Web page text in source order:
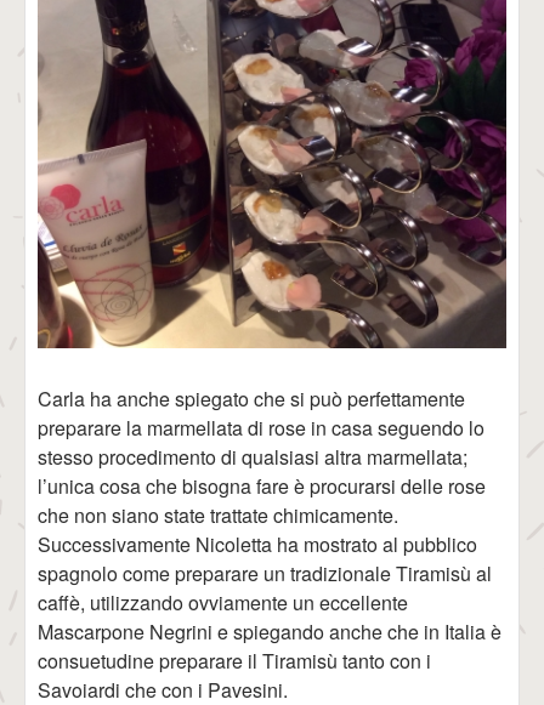
Carla ha anche spiegato che si può perfettamente
preparare la marmellata di rose in casa seguendo lo
stesso procedimento di qualsiasi altra marmellata;
l’unica cosa che bisogna fare è procurarsi delle rose
che non siano state trattate chimicamente.
Successivamente Nicoletta ha mostrato al pubblico
spagnolo come preparare un tradizionale Tiramisù al
caffè, utilizzando ovviamente un eccellente
Mascarpone Negrini e spiegando anche che in Italia è
consuetudine preparare il Tiramisù tanto con i
Savoiardi che con i Pavesini.